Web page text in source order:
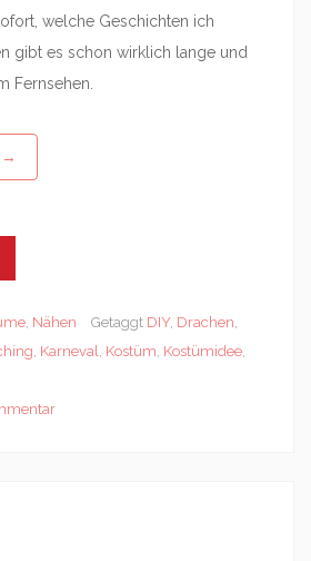
welche Geschichten ich
gibt es schon wirklich lange und
Fernsehen.
→
, Nähen Getaggt DIY, Drachen,
, Karneval, Kostüm, Kostümidee,